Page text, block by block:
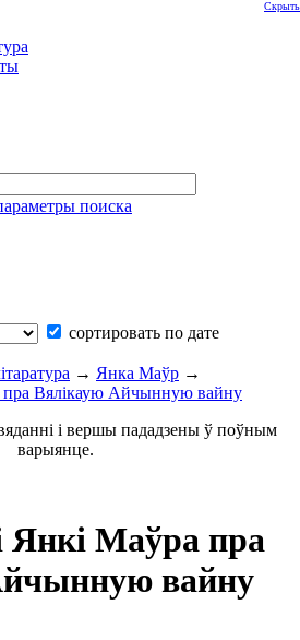
поиска
сортировать по дате
Скрыть
→ Янка Маўр →
пра Вялікаую Айчынную вайну
і вершы пададзены ў поўным
варыянце.
Янкі Маўра пра
вайну